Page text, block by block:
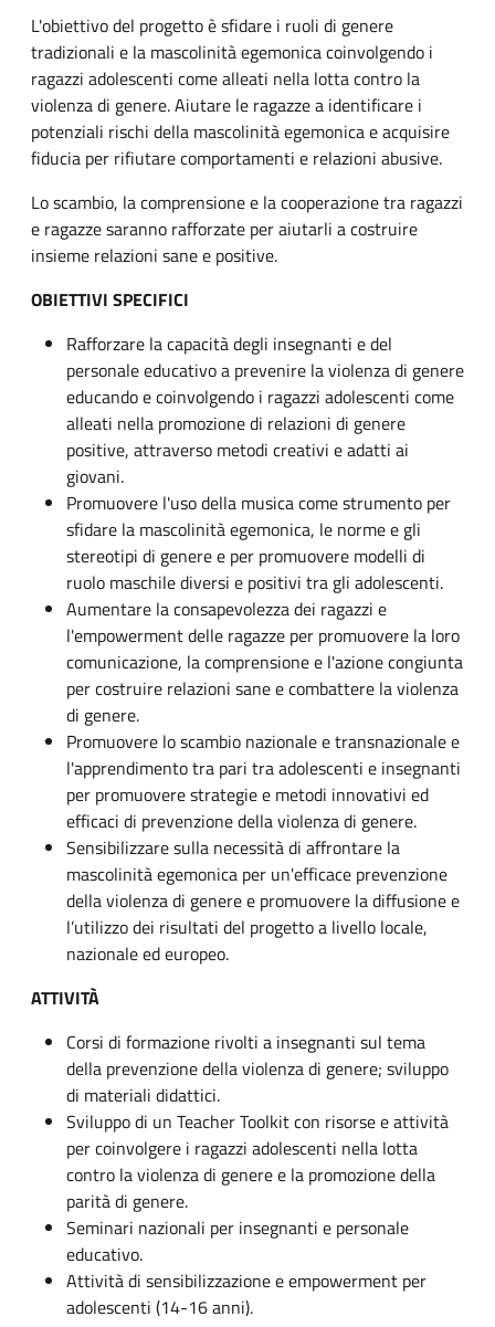
L'obiettivo del progetto è sfidare i ruoli di genere
tradizionali e la mascolinità egemonica coinvolgendo i
ragazzi adolescenti come alleati nella lotta contro la
violenza di genere. Aiutare le ragazze a identificare i
potenziali rischi della mascolinità egemonica e acquisire
fiducia per rifiutare comportamenti e relazioni abusive.
Lo scambio, la comprensione e la cooperazione tra ragazzi
e ragazze saranno rafforzate per aiutarli a costruire
insieme relazioni sane e positive.
OBIETTIVI SPECIFICI
Rafforzare la capacità degli insegnanti e del
personale educativo a prevenire la violenza di genere
educando e coinvolgendo i ragazzi adolescenti come
alleati nella promozione di relazioni di genere
positive, attraverso metodi creativi e adatti ai
giovani.
Promuovere l'uso della musica come strumento per
sfidare la mascolinità egemonica, le norme e gli
stereotipi di genere e per promuovere modelli di
ruolo maschile diversi e positivi tra gli adolescenti.
Aumentare la consapevolezza dei ragazzi e
l'empowerment delle ragazze per promuovere la loro
comunicazione, la comprensione e l'azione congiunta
per costruire relazioni sane e combattere la violenza
di genere.
Promuovere lo scambio nazionale e transnazionale e
l'apprendimento tra pari tra adolescenti e insegnanti
per promuovere strategie e metodi innovativi ed
efficaci di prevenzione della violenza di genere.
Sensibilizzare sulla necessità di affrontare la
mascolinità egemonica per un'efficace prevenzione
della violenza di genere e promuovere la diffusione e
l’utilizzo dei risultati del progetto a livello locale,
nazionale ed europeo.
ATTIVITÀ
Corsi di formazione rivolti a insegnanti sul tema
della prevenzione della violenza di genere; sviluppo
di materiali didattici.
Sviluppo di un Teacher Toolkit con risorse e attività
per coinvolgere i ragazzi adolescenti nella lotta
contro la violenza di genere e la promozione della
parità di genere.
Seminari nazionali per insegnanti e personale
educativo.
Attività di sensibilizzazione e empowerment per
adolescenti (14-16 anni).